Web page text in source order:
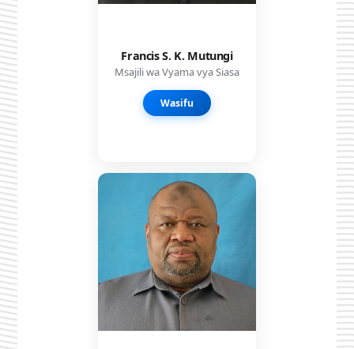
Francis S. K. Mutungi
Msajili wa Vyama vya Siasa
Wasifu